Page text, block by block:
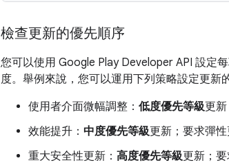
檢查更新的優先順序
您可以使用 Google Play Developer API 設定
度。舉例來說，您可以運用下列策略設定更新
使用者介面微幅調整： 低度優先等級更
效能提升： 中度優先等級更新；要求彈性
重大安全性更新： 高度優先等級更新；要